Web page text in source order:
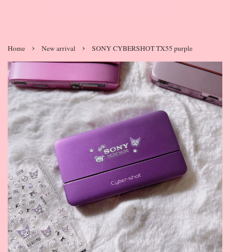
Home › New arrival › SONY CYBERSHOT TX55 purple